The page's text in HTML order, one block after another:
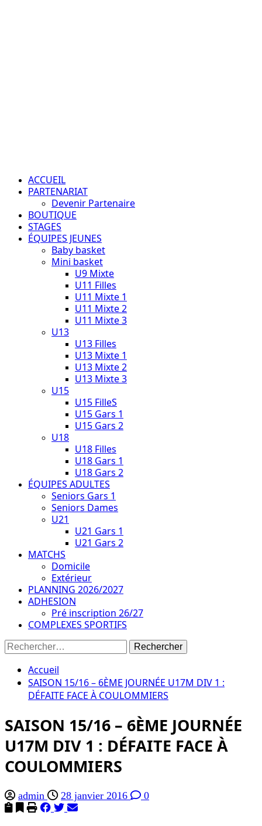
ACCUEIL
PARTENARIAT
Devenir Partenaire
BOUTIQUE
STAGES
ÉQUIPES JEUNES
Baby basket
Mini basket
U9 Mixte
U11 Filles
U11 Mixte 1
U11 Mixte 2
U11 Mixte 3
U13
U13 Filles
U13 Mixte 1
U13 Mixte 2
U13 Mixte 3
U15
U15 FilleS
U15 Gars 1
U15 Gars 2
U18
U18 Filles
U18 Gars 1
U18 Gars 2
ÉQUIPES ADULTES
Seniors Gars 1
Seniors Dames
U21
U21 Gars 1
U21 Gars 2
MATCHS
Domicile
Extérieur
PLANNING 2026/2027
ADHESION
Pré inscription 26/27
COMPLEXES SPORTIFS
Rechercher :
Accueil
SAISON 15/16 – 6ÈME JOURNÉE U17M DIV 1 :
DÉFAITE FACE À COULOMMIERS
SAISON 15/16 – 6ÈME JOURNÉE
U17M DIV 1 : DÉFAITE FACE À
COULOMMIERS
admin 28 janvier 2016 0